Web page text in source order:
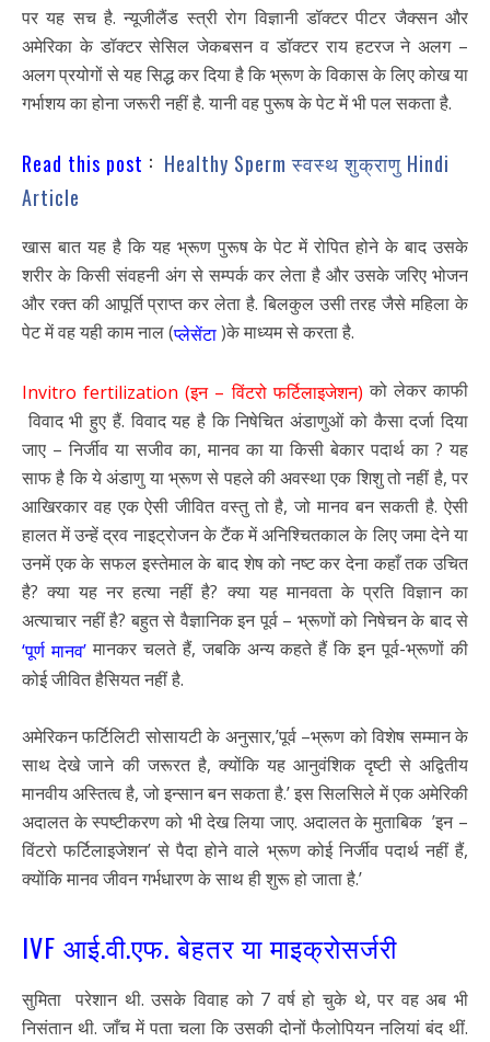
पर यह सच है. न्यूजीलैंड स्त्री रोग विज्ञानी डॉक्टर पीटर जैक्सन और
अमेरिका के डॉक्टर सेसिल जेकबसन व डॉक्टर राय हटरज ने अलग –
अलग प्रयोगों से यह सिद्ध कर दिया है कि भ्रूण के विकास के लिए कोख या
गर्भाशय का होना जरूरी नहीं है. यानी वह पुरूष के पेट में भी पल सकता है.
Read this post : Healthy Sperm स्वस्थ शुक्राणु Hindi
Article
खास बात यह है कि यह भ्रूण पुरूष के पेट में रोपित होने के बाद उसके
शरीर के किसी संवहनी अंग से सम्पर्क कर लेता है और उसके जरिए भोजन
और रक्त की आपूर्ति प्राप्त कर लेता है. बिलकुल उसी तरह जैसे महिला के
पेट में वह यही काम नाल (प्लेसेंटा)के माध्यम से करता है.
Invitro fertilization (इन – विंटरो फर्टिलाइजेशन) को लेकर काफी
विवाद भी हुए हैं. विवाद यह है कि निषेचित अंडाणुओं को कैसा दर्जा दिया
जाए – निर्जीव या सजीव का, मानव का या किसी बेकार पदार्थ का ? यह
साफ है कि ये अंडाणु या भ्रूण से पहले की अवस्था एक शिशु तो नहीं है, पर
आखिरकार वह एक ऐसी जीवित वस्तु तो है, जो मानव बन सकती है. ऐसी
हालत में उन्हें द्रव नाइट्रोजन के टैंक में अनिश्चितकाल के लिए जमा देने या
उनमें एक के सफल इस्तेमाल के बाद शेष को नष्ट कर देना कहाँ तक उचित
है? क्या यह नर हत्या नहीं है? क्या यह मानवता के प्रति विज्ञान का
अत्याचार नहीं है? बहुत से वैज्ञानिक इन पूर्व – भ्रूणों को निषेचन के बाद से
‘पूर्ण मानव’मानकर चलते हैं, जबकि अन्य कहते हैं कि इन पूर्व-भ्रूणों की
कोई जीवित हैसियत नहीं है.
अमेरिकन फर्टिलिटी सोसायटी के अनुसार,’पूर्व –भ्रूण को विशेष सम्मान के
साथ देखे जाने की जरूरत है, क्योंकि यह आनुवंशिक दृष्टी से अद्वितीय
मानवीय अस्तित्व है, जो इन्सान बन सकता है.’ इस सिलसिले में एक अमेरिकी
अदालत के स्पष्टीकरण को भी देख लिया जाए. अदालत के मुताबिक ’इन –
विंटरो फर्टिलाइजेशन’ से पैदा होने वाले भ्रूण कोई निर्जीव पदार्थ नहीं हैं,
क्योंकि मानव जीवन गर्भधारण के साथ ही शुरू हो जाता है.’
IVF आई.वी.एफ. बेहतर या माइक्रोसर्जरी
सुमिता परेशान थी. उसके विवाह को 7 वर्ष हो चुके थे, पर वह अब भी
निसंतान थी. जाँच में पता चला कि उसकी दोनों फैलोपियन नलियां बंद थीं.